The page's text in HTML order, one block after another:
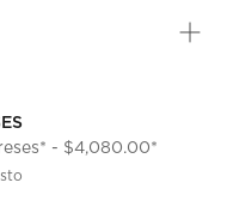
- $4,080.00*